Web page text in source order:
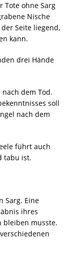
Tote ohne Sarg
Nische
Seite liegend,
kann.
drei Hände
dem Tod.
soll
nach dem
führt auch
tabu ist.
Sarg. Eine
ihres
bleiben musste.